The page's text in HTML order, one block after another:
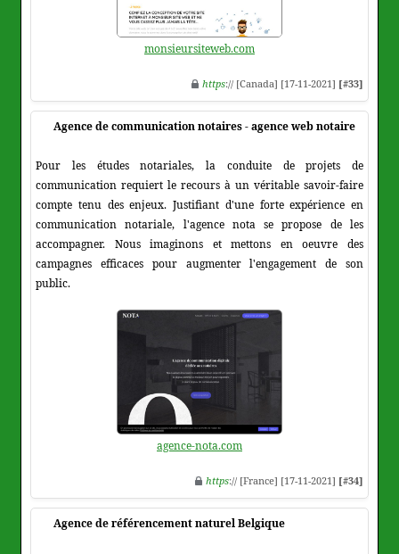
monsieursiteweb.com
https:// [Canada] [17-11-2021] [#33]
Agence de communication notaires - agence web notaire
Pour les études notariales, la conduite de projets de
communication requiert le recours à un véritable savoir-faire
compte tenu des enjeux. Justifiant d'une forte expérience en
communication notariale, l'agence nota se propose de les
accompagner. Nous imaginons et mettons en oeuvre des
campagnes efficaces pour augmenter l'engagement de son
public.
agence-nota.com
https:// [France] [17-11-2021] [#34]
Agence de référencement naturel Belgique